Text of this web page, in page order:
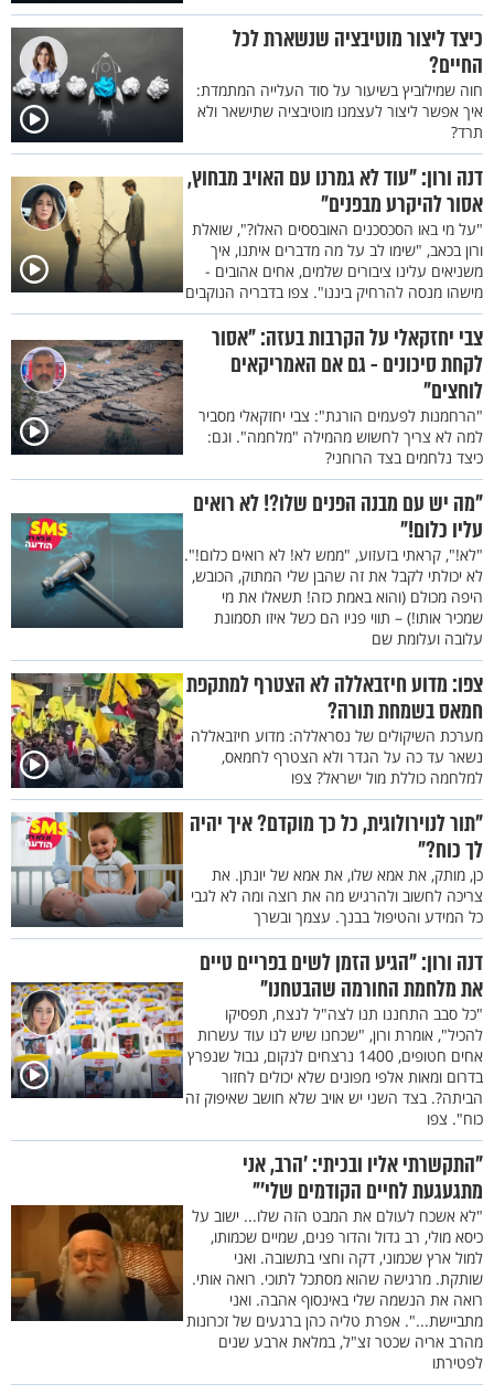
כיצד ליצור מוטיבציה שנשארת לכל
החיים?
חוה שמילוביץ בשיעור על סוד העלייה המתמדת:
איך אפשר ליצור לעצמנו מוטיבציה שתישאר ולא
תרד?
דנה ורון: "עוד לא גמרנו עם האויב מבחוץ,
אסור להיקרע מבפנים"
"על מי באו הסכסכנים האובססים האלו?", שואלת
ורון בכאב, "שימו לב על מה מדברים איתנו, איך
משניאים עלינו ציבורים שלמים, אחים אהובים -
מישהו מנסה להרחיק ביננו". צפו בדבריה הנוקבים
צבי יחזקאלי על הקרבות בעזה: "אסור
לקחת סיכונים - גם אם האמריקאים
לוחצים"
"הרחמנות לפעמים הורגת": צבי יחזקאלי מסביר
למה לא צריך לחשוש מהמילה "מלחמה". וגם:
כיצד נלחמים בצד הרוחני?
"מה יש עם מבנה הפנים שלו?! לא רואים
עליו כלום!"
"לא!", קראתי בזעזוע, "ממש לא! לא רואים כלום!".
לא יכולתי לקבל את זה שהבן שלי המתוק, הכובש,
היפה מכולם (והוא באמת כזה! תשאלו את מי
שמכיר אותו!) – תווי פניו הם כשל איזו תסמונת
עלובה ועלומת שם
צפו: מדוע חיזבאללה לא הצטרף למתקפת
חמאס בשמחת תורה?
מערכת השיקולים של נסראללה: מדוע חיזבאללה
נשאר עד כה על הגדר ולא הצטרף לחמאס,
למלחמה כוללת מול ישראל? צפו
"תור לנוירולוגית, כל כך מוקדם? איך יהיה
לך כוח?"
כן, מותק, את אמא שלו, את אמא של יונתן. את
צריכה לחשוב ולהרגיש מה את רוצה ומה לא לגבי
כל המידע והטיפול בבנך. עצמך ובשרך
דנה ורון: "הגיע הזמן לשים בפריים טיים
את מלחמת החורמה שהבטחנו"
"כל סבב התחננו תנו לצה"ל לנצח, תפסיקו
להכיל", אומרת ורון, "שכחנו שיש לנו עוד עשרות
אחים חטופים, 1400 נרצחים לנקום, גבול שנפרץ
בדרום ומאות אלפי מפונים שלא יכולים לחזור
הביתה?. בצד השני יש אויב שלא חושב שאיפוק זה
כוח". צפו
"התקשרתי אליו ובכיתי: 'הרב, אני
מתגעגעת לחיים הקודמים שלי'"
"לא אשכח לעולם את המבט הזה שלו... ישוב על
כיסא מולי, רב גדול והדור פנים, שמיים שכמותו,
למול ארץ שכמוני, דקה וחצי בתשובה. ואני
שותקת. מרגישה שהוא מסתכל לתוכי. רואה אותי.
רואה את הנשמה שלי באינסוף אהבה. ואני
מתביישת...". אפרת טליה כהן ברגעים של זכרונות
מהרב אריה שכטר זצ"ל, במלאת ארבע שנים
לפטירתו